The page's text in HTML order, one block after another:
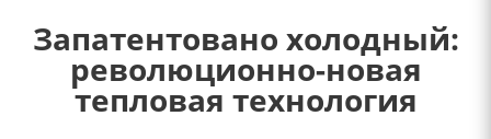
Запатентовано холодный:
революционно-новая
тепловая технология